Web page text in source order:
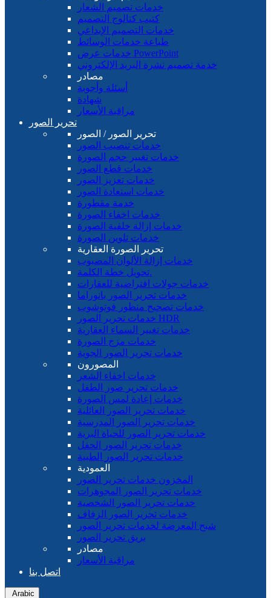
خدمات تصميم الشعار
كتيب كتالوج التصميم
خدمات التصميم الإبداعي
طباعة خدمات الوسائط
خدمات عرض PowerPoint
خدمة تصميم نشرة البريد الإلكتروني
مصادر
أسئلة وأجوبة
شهادة
مراقبة الأسعار
تحرير الصور
تحرير الصور / الصور
خدمات تنصيب الصور
خدمات تغيير حجم الصورة
خدمات قطع الصور
خدمات تعزيز الصور
خدمات استعادة الصور
خدمة مقطورة
خدمات اخفاء الصورة
خدمات إزالة خلفية الصورة
خدمات تلوين الصورة
تحرير الصورة العقارية
خدمات إزالة الألوان المصبوب
تحويل خطة الكلمة.
خدمات جولات افتراضية للعقارات
خدمات تحرير الصور بانوراما
خدمات تصحيح منظور فوتوشوب
خدمات تحرير الصور HDR
خدمات تغيير السماء العقارية
خدمات مزج الصورة
خدمات تحرير الصور الجوية
المصورون
خدمات اخفاء الشعر
خدمات تحرير صور الطفل
خدمات إعادة لمس الصورة
خدمات تحرير الصور العائلية
خدمات تحرير الصور المدرسية
خدمات تحرير الصور للحياة البرية
خدمات تحرير الصور الحفل
خدمات تحرير الصور الطبية
العمودية
المخزون خدمات تحرير الصور
خدمات تحرير الصور المجوهرات
خدمات تحرير الصور الشخصية
خدمات تحرير الصور الزفاف
شبح المعرضة لخدمات تحرير الصور
بريق تحرير الصور
مصادر
مراقبة الأسعار
اتصل بنا
Arabic